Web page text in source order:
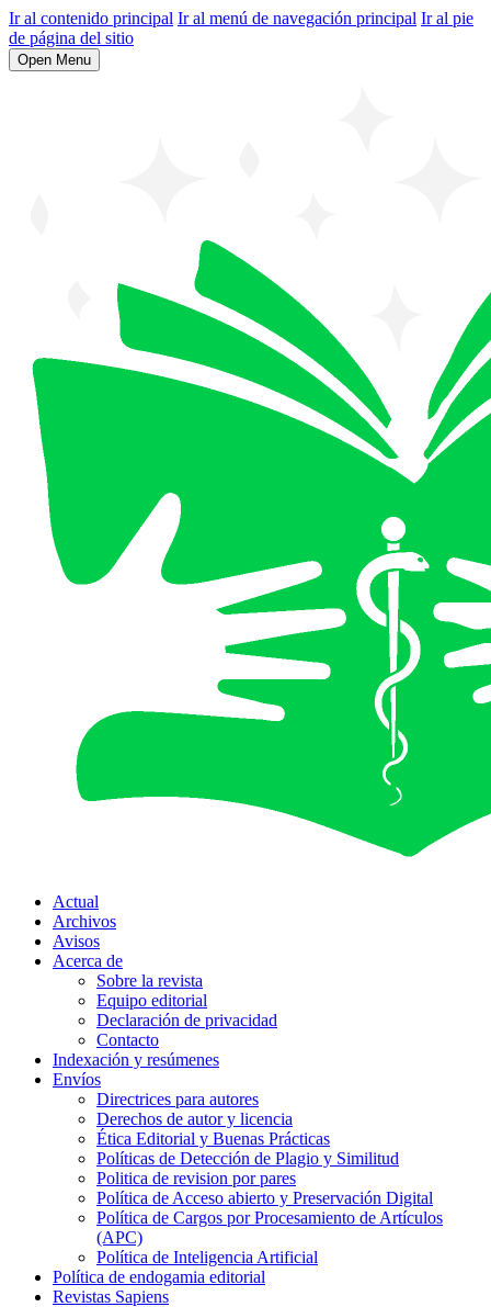
Ir al contenido principal Ir al menú de navegación principal Ir al pie
de página del sitio
Open Menu
Actual
Archivos
Avisos
Acerca de
Sobre la revista
Equipo editorial
Declaración de privacidad
Contacto
Indexación y resúmenes
Envíos
Directrices para autores
Derechos de autor y licencia
Ética Editorial y Buenas Prácticas
Políticas de Detección de Plagio y Similitud
Politica de revision por pares
Política de Acceso abierto y Preservación Digital
Política de Cargos por Procesamiento de Artículos
(APC)
Política de Inteligencia Artificial
Política de endogamia editorial
Revistas Sapiens